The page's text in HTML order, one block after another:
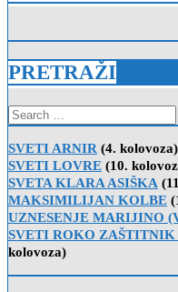
PRETRAŽI
Search
for:
SVETI ARNIR (4. kolovoza)
SVETI LOVRE (10.
SVETA KLARA ASIŠKA
MAKSIMILIJAN KOLBE
UZNESENJE MARIJINO
SVETI ROKO
kolovoza)